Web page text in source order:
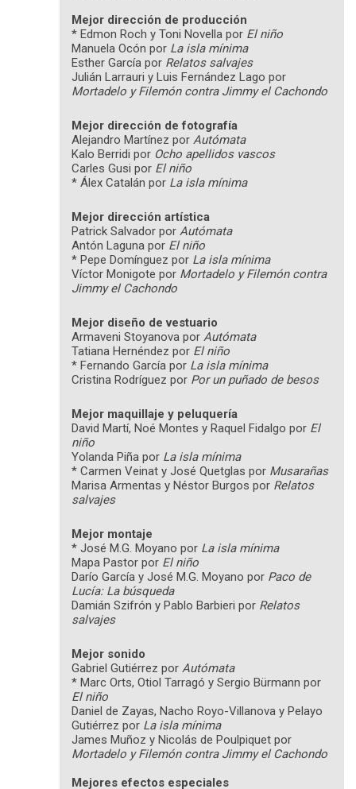
Mejor dirección de producción
* Edmon Roch y Toni Novella por El niño
Manuela Ocón por La isla mínima
Esther García por Relatos salvajes
Julián Larrauri y Luis Fernández Lago por
Mortadelo y Filemón contra Jimmy el Cachondo
Mejor dirección de fotografía
Alejandro Martínez por Autómata
Kalo Berridi por Ocho apellidos vascos
Carles Gusi por El niño
* Álex Catalán por La isla mínima
Mejor dirección artística
Patrick Salvador por Autómata
Antón Laguna por El niño
* Pepe Domínguez por La isla mínima
Víctor Monigote por Mortadelo y Filemón contra
Jimmy el Cachondo
Mejor diseño de vestuario
Armaveni Stoyanova por Autómata
Tatiana Hernéndez por El niño
* Fernando García por La isla mínima
Cristina Rodríguez por Por un puñado de besos
Mejor maquillaje y peluquería
David Martí, Noé Montes y Raquel Fidalgo por El
niño
Yolanda Piña por La isla mínima
* Carmen Veinat y José Quetglas por Musarañas
Marisa Armentas y Néstor Burgos por Relatos
salvajes
Mejor montaje
* José M.G. Moyano por La isla mínima
Mapa Pastor por El niño
Darío García y José M.G. Moyano por Paco de
Lucía: La búsqueda
Damián Szifrón y Pablo Barbieri por Relatos
salvajes
Mejor sonido
Gabriel Gutiérrez por Autómata
* Marc Orts, Otiol Tarragó y Sergio Bürmann por
El niño
Daniel de Zayas, Nacho Royo-Villanova y Pelayo
Gutiérrez por La isla mínima
James Muñoz y Nicolás de Poulpiquet por
Mortadelo y Filemón contra Jimmy el Cachondo
Mejores efectos especiales